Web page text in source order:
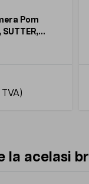
Pom
la acelasi